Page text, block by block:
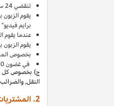
تنقضي 24 ساعة من ضغط الزبون على الرابط الخاص؛
يقوم
برايم
عندما يقوم
يقوم
بخصوص
في غضون
ج) بخصوص كل
النقل,
2. المشتريات الغير مؤهلة